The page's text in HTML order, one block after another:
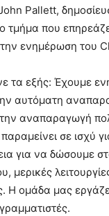
Pallett,
που
ενημέρωση του
τα εξής: Έχουμε
αυτόματη
αναπαραγωγή
σε ισχύ
για να δώσουμε
μερικές
ομάδα μας